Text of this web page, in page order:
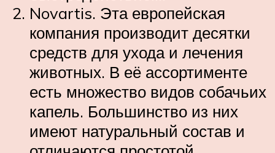
Novartis. Эта европейская
компания производит десятки
средств для ухода и лечения
животных. В её ассортименте
есть множество видов собачьих
капель. Большинство из них
имеют натуральный состав и